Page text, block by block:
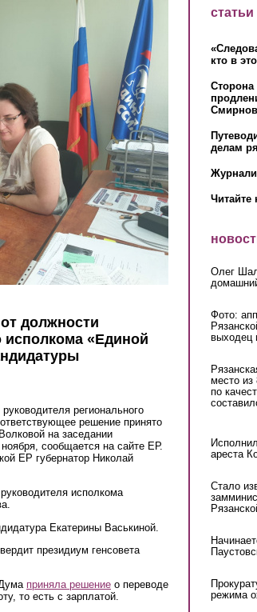
должности
исполкома «Единой
регионального
решение принято
на заседании
сообщается на сайте ЕР.
ЕР губернатор Николай
исполкома
Екатерины Васькиной.
президиум генсовета
приняла решение о переводе
то есть с зарплатой.
статьи
кто в
делам
Читайте
Олег
Фото:
выходец
место из
по
ареста
Стало
режима